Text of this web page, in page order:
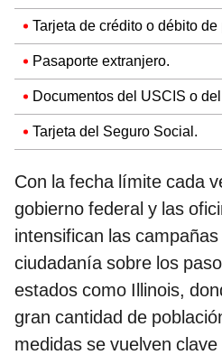
Tarjeta de crédito o débito
Pasaporte extranjero.
Documentos del USCIS o
Tarjeta del Seguro Social.
Con la fecha límite cada
gobierno federal y las
intensifican las
ciudadanía sobre los
estados como Illinois,
gran cantidad de
medidas se vuelven